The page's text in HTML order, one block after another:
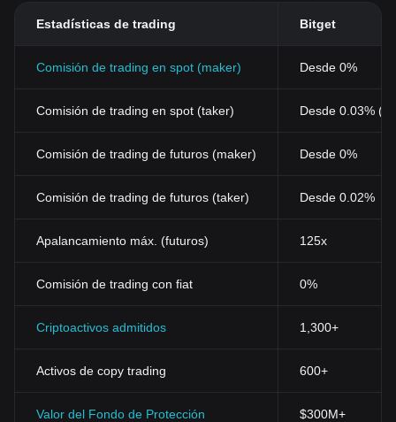
una consideración clave tanto pa
ra los traders como para los
plataforma.
Los interesados en invertir o hacer trading con PRIME podrían
Echelon Prime en los principales exchanges, como Bitget, que
de las criptomonedas.
Estadísticas de trading Bitget
Comisión de trading en spot (maker) Desde 0%
Comisión de trading en spot (taker) Desde 0.03%
Comisión de trading de futuros (maker) Desde 0%
Comisión de trading de futuros (taker) Desde 0.02%
Apalancamiento máx. (futuros) 125x
Comisión de trading con fiat 0%
Criptoactivos admitidos 1,300+
Activos de copy trading 600+
Valor del Fondo de Protección $300M+